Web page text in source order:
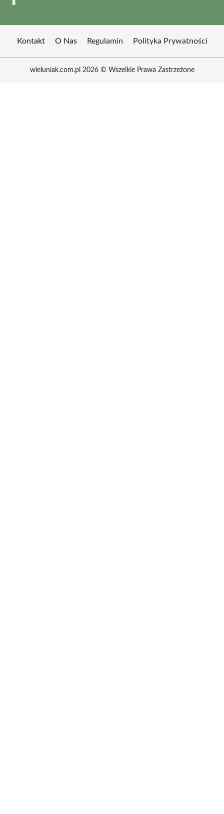
Kontakt O Nas Regulamin Polityka Prywatności
wieluniak.com.pl 2026 © Wszelkie Prawa Zastrzeżone